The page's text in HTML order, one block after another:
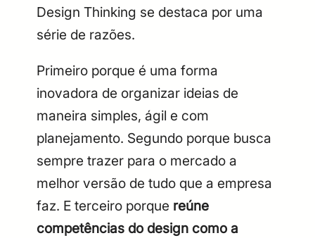
Design Thinking se destaca por uma
série de razões.
Primeiro porque é uma forma
inovadora de organizar ideias de
maneira simples, ágil e com
planejamento. Segundo porque busca
sempre trazer para o mercado a
melhor versão de tudo que a empresa
faz. E terceiro porque reúne
competências do design como a